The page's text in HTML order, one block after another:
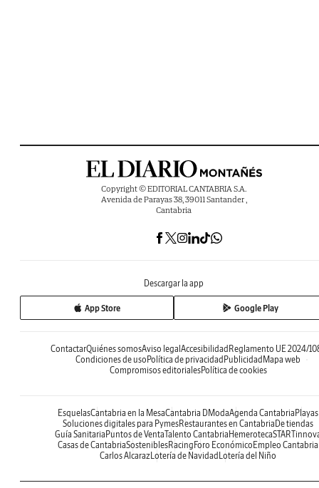
Copyright © EDITORIAL CANTABRIA S.A.
Avenida de Parayas 38, 39011 Santander ,
Cantabria
Descargar la app
App Store Google Play
ContactarQuiénes somosAviso legal Accesibilidad Reglamento UE 2024/
Condiciones de uso Política de privacidad Publicidad Mapa web
Compromisos editorialesPolítica de cookies
EsquelasCantabria en la MesaCantabria DModaAgenda Cantabria Playas
Soluciones digitales para PymesRestaurantes en Cantabria De tiendas
Guía Sanitaria Puntos de VentaTalento Cantabria Hemeroteca
Casas de CantabriaSosteniblesRacing Foro Económico Empleo Cantabria
Carlos AlcarazLotería de Navidad Lotería del Niño